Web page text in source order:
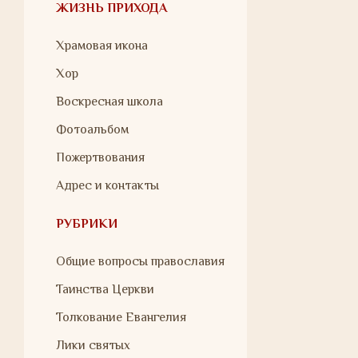
ЖИЗНЬ ПРИХОДА
Храмовая икона
Хор
Воскресная школа
Фотоальбом
Пожертвования
Адрес и контакты
РУБРИКИ
Общие вопросы православия
Таинства Церкви
Толкование Евангелия
Лики святых